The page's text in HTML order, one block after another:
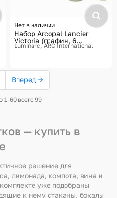
Нет в наличии
Набор Arcopal Lancier
Victoria (графин, 6
стаканов)
Luminarc, ARC International
Вперед →
1-60 всего 99
— купить в
решение для
лимонада, компота, вина и
уже подобраны
к нему стаканы, бокалы